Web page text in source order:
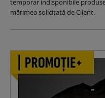
temporar indisponibile
mărimea solicitată de Client.